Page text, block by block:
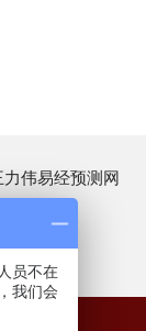
力伟易经预测网
员不在
我们会